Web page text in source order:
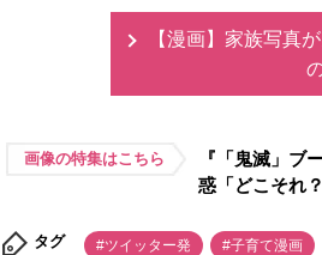
【漫画】家族写真
画像の特集はこちら
『「鬼滅」ブ
惑「どこそれ
タグ #ツイッター発 #子育て漫画